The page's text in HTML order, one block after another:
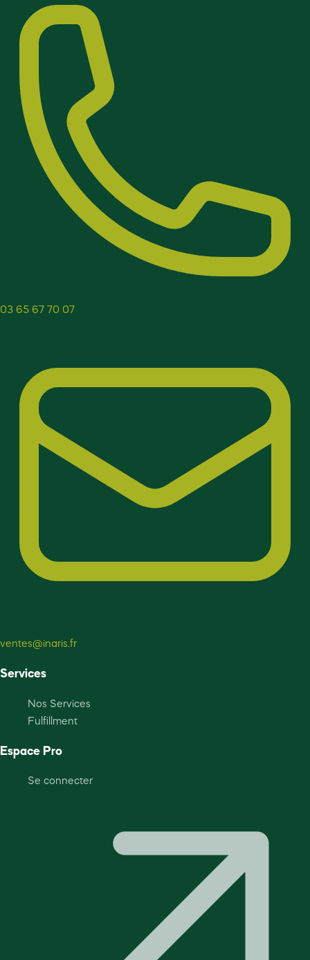
03 65 67 70 07
ventes@inaris.fr
Services
Nos Services
Fulfillment
Espace Pro
Se connecter